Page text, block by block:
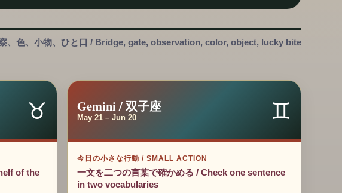
、色、小物、ひと口 / Bridge, gate, observation, color, object, lucky bite
♉
of the
Gemini / 双子座
May 21 – Jun 20 ♊
今日の小さな行動 / SMALL ACTION
一文を二つの言葉で確かめる / Check one sentence
in two vocabularies